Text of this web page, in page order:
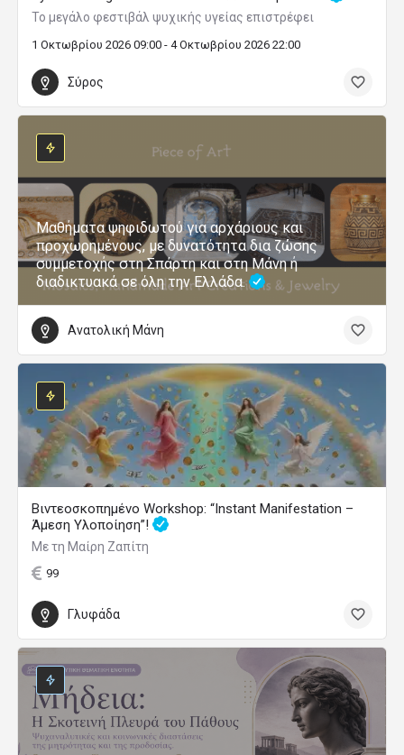
Το μεγάλο φεστιβάλ ψυχικής υγείας επιστρέφει
1 Οκτωβρίου 2026 09:00 - 4 Οκτωβρίου 2026 22:00
Σύρος
Μαθήματα ψηφιδωτού για αρχάριους και
προχωρημένους, με δυνατότητα δια ζώσης
συμμετοχής στη Σπάρτη και στη Μάνη ή
διαδικτυακά σε όλη την Ελλάδα.
Ανατολική Μάνη
Βιντεοσκοπημένο Workshop: “Instant Manifestation –
Άμεση Υλοποίηση”!
Με τη Μαίρη Ζαπίτη
99
Γλυφάδα